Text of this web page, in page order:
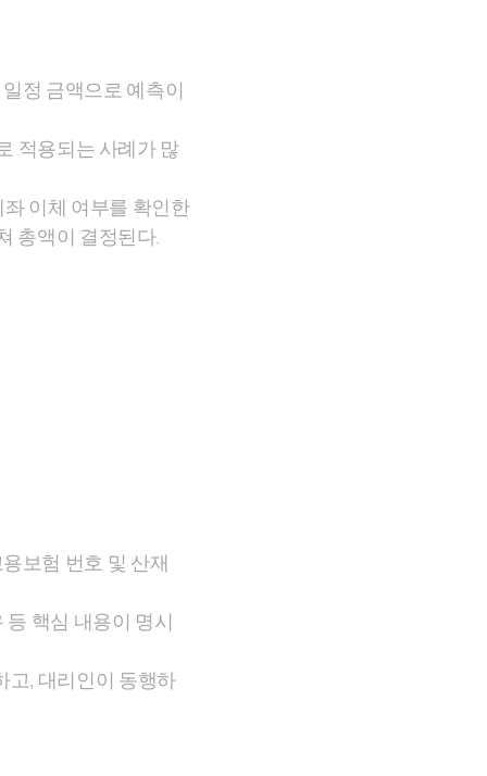
정 금액으로 예측이
적용되는 사례가 많
이체 여부를 확인한
총액이 결정된다.
보험 번호 및 산재
핵심 내용이 명시
고, 대리인이 동행하